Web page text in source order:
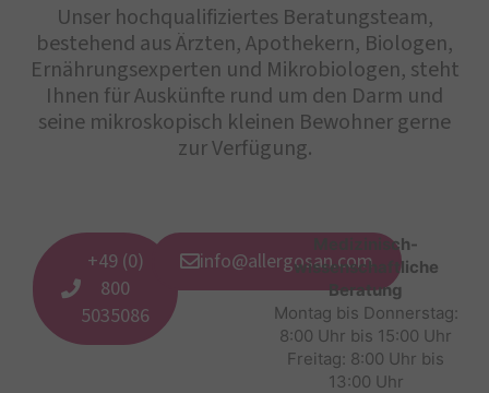
Unser hochqualifiziertes Beratungsteam,
bestehend aus Ärzten, Apothekern, Biologen,
Ernährungsexperten und Mikrobiologen, steht
Ihnen für Auskünfte rund um den Darm und
seine mikroskopisch kleinen Bewohner gerne
zur Verfügung.
+49 (0)
800
5035086
info@allergosan.com
Medizinisch-
wissenschaftliche
Beratung
Montag bis Donnerstag:
8:00 Uhr bis 15:00 Uhr
Freitag: 8:00 Uhr bis
13:00 Uhr